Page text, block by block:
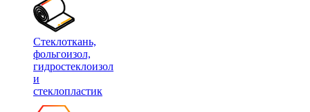
Стеклоткань,
фольгоизол,
гидростеклоизол
и
стеклопластик